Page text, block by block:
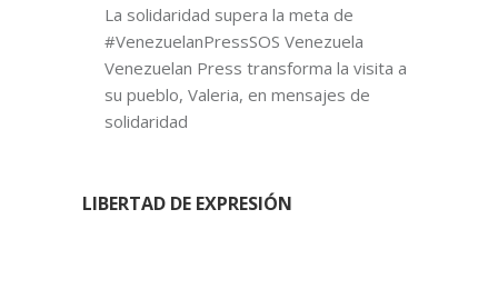
La solidaridad supera la meta de
#VenezuelanPressSOS Venezuela
Venezuelan Press transforma la visita a
su pueblo, Valeria, en mensajes de
solidaridad
LIBERTAD DE EXPRESIÓN